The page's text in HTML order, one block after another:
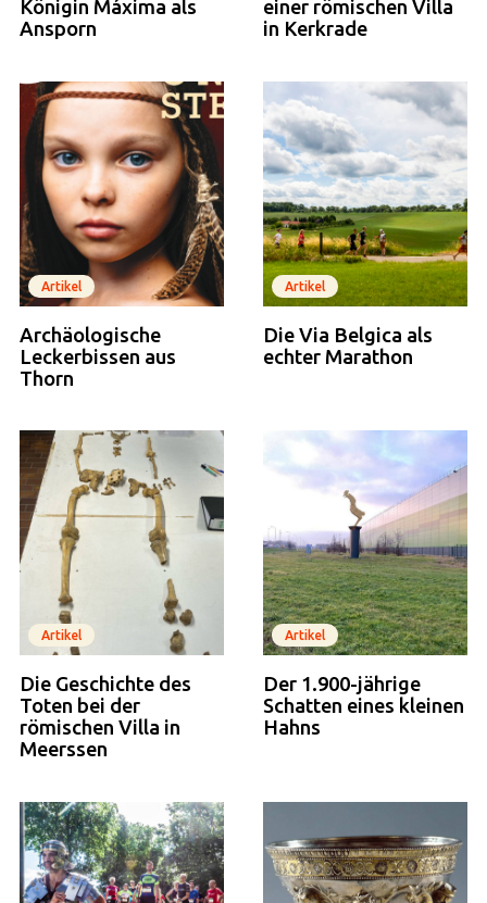
Königin Máxima als
Ansporn
einer römischen Villa
in Kerkrade
Artikel
Archäologische
Leckerbissen aus
Thorn
Artikel
Die Via Belgica als
echter Marathon
Artikel
Die Geschichte des
Toten bei der
römischen Villa in
Meerssen
Artikel
Der 1.900-jährige
Schatten eines kleinen
Hahns